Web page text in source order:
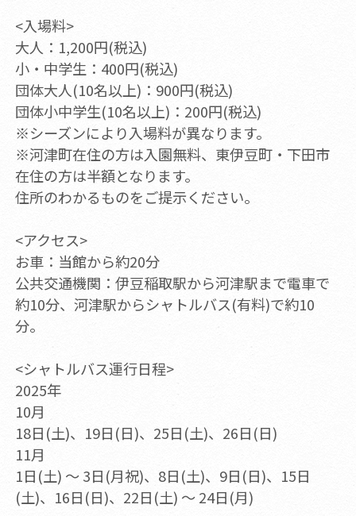
<入場料>
大人：1,200円(税込)
小・中学生：400円(税込)
団体大人(10名以上)：900円(税込)
団体小中学生(10名以上)：200円(税込)
※シーズンにより入場料が異なります。
※河津町在住の方は入園無料、東伊豆町・下田市
在住の方は半額となります。
住所のわかるものをご提示ください。
<アクセス>
お車：当館から約20分
公共交通機関：伊豆稲取駅から河津駅まで電車で
約10分、河津駅からシャトルバス(有料)で約10
分。
<シャトルバス運行日程>
2025年
10月
18日(土)、19日(日)、25日(土)、26日(日)
11月
1日(土) ～ 3日(月祝)、8日(土)、9日(日)、15日
(土)、16日(日)、22日(土) ～ 24日(月)